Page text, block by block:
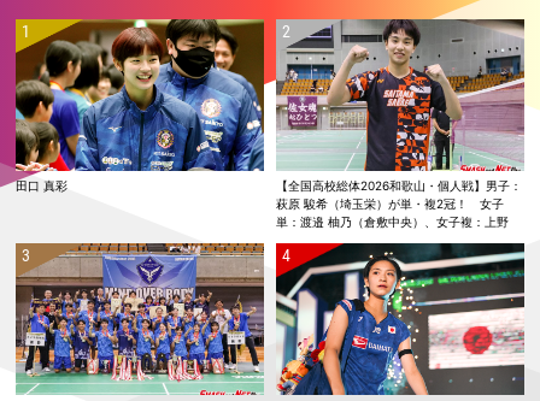
田口 真彩
【全国高校総体2026和歌山・個人戦】男子：
萩原 駿希（埼玉栄）が単・複2冠！ 女子
単：渡邉 柚乃（倉敷中央）、女子複：上野
覇！